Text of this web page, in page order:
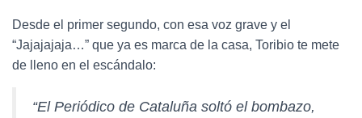
Desde el primer segundo, con esa voz grave y el
“Jajajajaja…” que ya es marca de la casa, Toribio te mete
de lleno en el escándalo:
“El Periódico de Cataluña soltó el bombazo,